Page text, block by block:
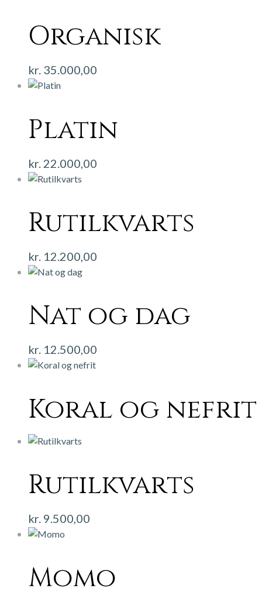
Organisk
kr. 35.000,00
Platin
kr. 22.000,00
Rutilkvarts
kr. 12.200,00
Nat og dag
kr. 12.500,00
Koral og nefrit
Rutilkvarts
kr. 9.500,00
Momo